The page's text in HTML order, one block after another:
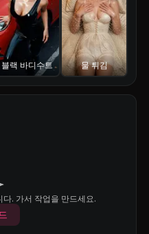
블랙 바디수트 물 튀김
. 가서 작업을 만드세요.